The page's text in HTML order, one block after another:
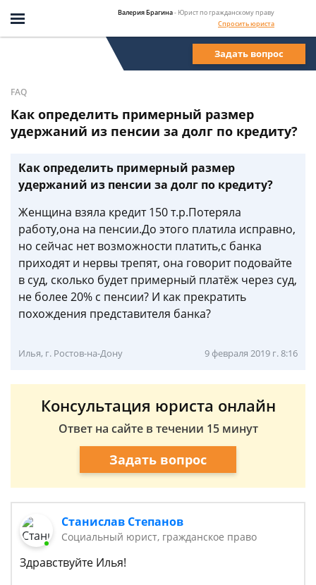
Валерия Брагина- Юрист по гражданскому праву
Спросить юриста
Задать вопрос
FAQ
Как определить примерный размер
удержаний из пенсии за долг по кредиту?
Как определить примерный размер
удержаний из пенсии за долг по кредиту?
Женщина взяла кредит 150 т.р.Потеряла
работу,она на пенсии.До этого платила исправно,
но сейчас нет возможности платить,с банка
приходят и нервы трепят, она говорит подовайте
в суд, сколько будет примерный платёж через суд,
не более 20% с пенсии? И как прекратить
похождения представителя банка?
Илья, г. Ростов-на-Дону 9 февраля 2019 г. 8:16
Консультация юриста онлайн
Ответ на сайте в течении 15 минут
Задать вопрос
Станислав Степанов
Социальный юрист, гражданское право
Здравствуйте Илья!